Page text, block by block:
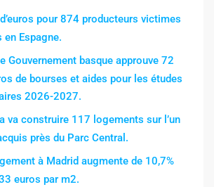
pour 874 producteurs victimes
Espagne.
Gouvernement basque approuve 72
de bourses et aides pour les études
2026-2027.
va construire 117 logements sur l’un
près du Parc Central.
à Madrid augmente de 10,7%
euros par m2.